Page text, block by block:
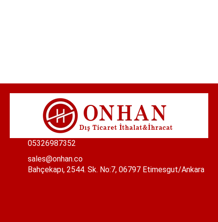
05326987352
sales@onhan.co
Bahçekapı, 2544. Sk. No:7, 06797 Etimesgut/Ankara